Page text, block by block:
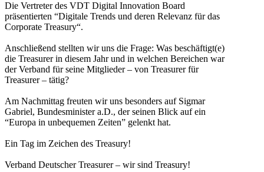
Die Vertreter des VDT Digital Innovation Board
präsentierten “Digitale Trends und deren Relevanz für das
Corporate Treasury“.
Anschließend stellten wir uns die Frage: Was beschäftigt(e)
die Treasurer in diesem Jahr und in welchen Bereichen war
der Verband für seine Mitglieder – von Treasurer für
Treasurer – tätig?
Am Nachmittag freuten wir uns besonders auf Sigmar
Gabriel, Bundesminister a.D., der seinen Blick auf ein
“Europa in unbequemen Zeiten” gelenkt hat.
Ein Tag im Zeichen des Treasury!
Verband Deutscher Treasurer – wir sind Treasury!